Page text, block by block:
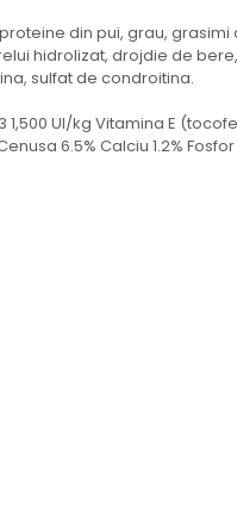
din pui, grau,
hidrolizat, drojdie de
sulfat de condroitina.
1,500 UI/kg Vitamina E
6.5% Calciu 1.2%